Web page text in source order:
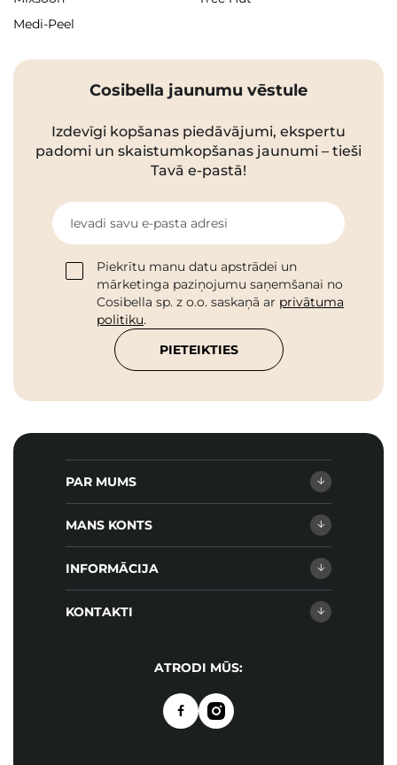
Medi-Peel
Cosibella jaunumu vēstule
Izdevīgi kopšanas piedāvājumi, ekspertu
padomi un skaistumkopšanas jaunumi – tieši
Tavā e-pastā!
Ievadi savu e-pasta adresi
Piekrītu manu datu apstrādei un
mārketinga paziņojumu saņemšanai no
Cosibella sp. z o.o. saskaņā ar privātuma
politiku.
PIETEIKTIES
PAR MUMS
MANS KONTS
INFORMĀCIJA
KONTAKTI
ATRODI MŪS: